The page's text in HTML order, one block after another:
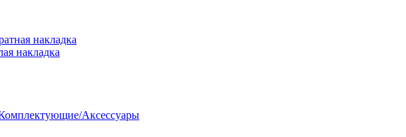
накладка
накладка
Аксессуары